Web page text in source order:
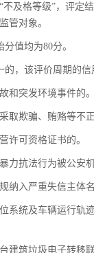
及格等级”，评定
管对象。
值均为80分。
该评价周期的信
和突发环境事件的
欺骗、贿赂等不
可资格证书的。
抗法行为被公安
入严重失信主体
统及车辆运行轨
筑垃圾电子转移